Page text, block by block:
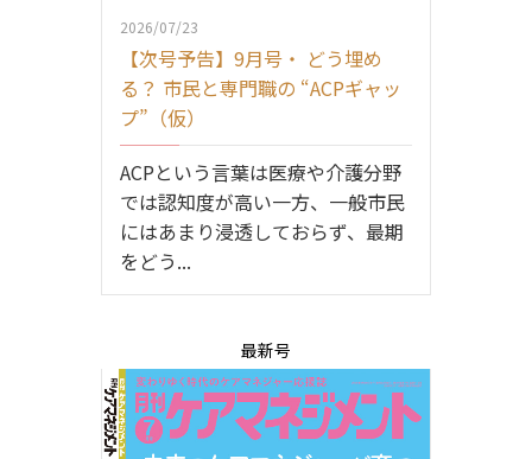
2026/07/23
【次号予告】9月号・ どう埋め
る？ 市民と専門職の “ACPギャッ
プ”（仮）
ACPという言葉は医療や介護分野
では認知度が高い一方、一般市民
にはあまり浸透しておらず、最期
をどう...
最新号